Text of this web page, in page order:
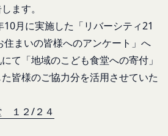
ます。
月に実施した「リバーシティ21
住まいの皆様へのアンケート」へ
て「地域のこども食堂への寄付」
皆様のご協力分を活用させていた
１２/２４
話番号、住所等連絡先に関する
セス者の本人確認に必要なパス
情報
当社が定める方法を通じてお客
する情報
おいて取得すると定めた情報
利用契約を当社と締結している
、契約者が本サービスの利用を
団体、個人の第三者をいいま
契約者の事業のために本サービ
ものとみなします。